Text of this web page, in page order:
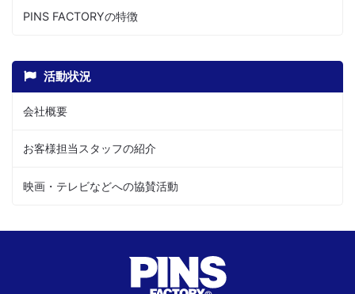
PINS FACTORYの特徴
活動状況
会社概要
お客様担当スタッフの紹介
映画・テレビなどへの協賛活動